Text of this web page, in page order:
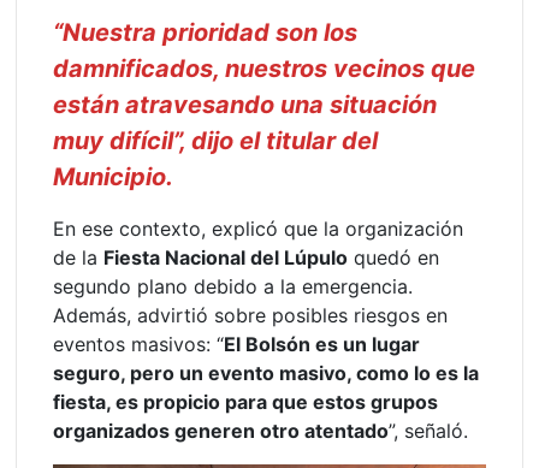
“Nuestra prioridad son los
damnificados, nuestros vecinos que
están atravesando una situación
muy difícil”, dijo el titular del
Municipio.
En ese contexto, explicó que la organización
de la Fiesta Nacional del Lúpulo quedó en
segundo plano debido a la emergencia.
Además, advirtió sobre posibles riesgos en
eventos masivos: “El Bolsón es un lugar
seguro, pero un evento masivo, como lo es la
fiesta, es propicio para que estos grupos
organizados generen otro atentado”, señaló.